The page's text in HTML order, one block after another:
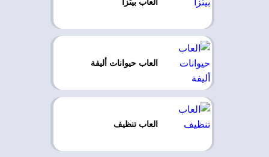
العاب حيوانات أليفة
العاب تنظيف